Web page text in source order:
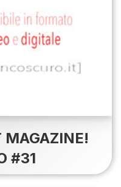
MAGAZINE!
#31